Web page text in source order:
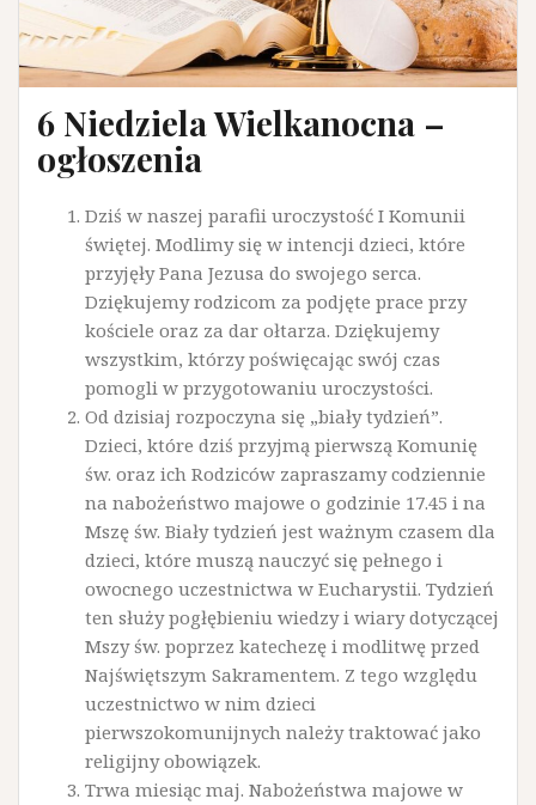
6 Niedziela Wielkanocna –
ogłoszenia
Dziś w naszej parafii uroczystość I Komunii
świętej. Modlimy się w intencji dzieci, które
przyjęły Pana Jezusa do swojego serca.
Dziękujemy rodzicom za podjęte prace przy
kościele oraz za dar ołtarza. Dziękujemy
wszystkim, którzy poświęcając swój czas
pomogli w przygotowaniu uroczystości.
Od dzisiaj rozpoczyna się „biały tydzień”.
Dzieci, które dziś przyjmą pierwszą Komunię
św. oraz ich Rodziców zapraszamy codziennie
na nabożeństwo majowe o godzinie 17.45 i na
Mszę św. Biały tydzień jest ważnym czasem dla
dzieci, które muszą nauczyć się pełnego i
owocnego uczestnictwa w Eucharystii. Tydzień
ten służy pogłębieniu wiedzy i wiary dotyczącej
Mszy św. poprzez katechezę i modlitwę przed
Najświętszym Sakramentem. Z tego względu
uczestnictwo w nim dzieci
pierwszokomunijnych należy traktować jako
religijny obowiązek.
Trwa miesiąc maj. Nabożeństwa majowe w